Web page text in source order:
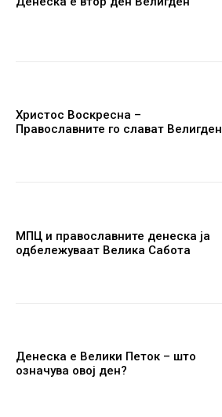
Христос Воскресна –
Православните го слават Велигден
МПЦ и православните денеска ја
одбележуваат Велика Сабота
Денеска е Велики Петок – што
означува овој ден?